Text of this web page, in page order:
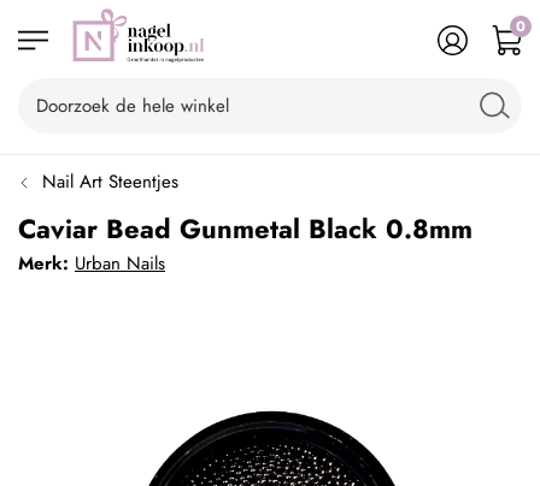
0
Nail Art Steentjes
Caviar Bead Gunmetal Black 0.8mm
Merk: Urban Nails